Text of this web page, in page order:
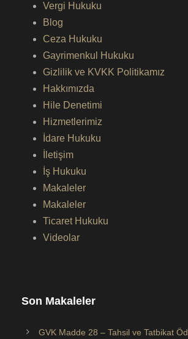
Vergi Hukuku
Blog
Ceza Hukuku
Gayrimenkul Hukuku
Gizlilik ve KVKK Politikamız
Hakkımızda
Hile Denetimi
Hizmetlerimiz
İdare Hukuku
İletişim
İş Hukuku
Makaleler
Makaleler
Ticaret Hukuku
Videolar
Son Makaleler
GVK Madde 28 – Tahsil ve Tatbikat